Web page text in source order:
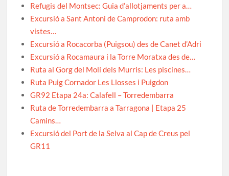
Refugis del Montsec: Guia d’allotjaments per a…
Excursió a Sant Antoni de Camprodon: ruta amb
vistes…
Excursió a Rocacorba (Puigsou) des de Canet d’Adri
Excursió a Rocamaura i la Torre Moratxa des de…
Ruta al Gorg del Molí dels Murris: Les piscines…
Ruta Puig Cornador Les Llosses i Puigdon
GR92 Etapa 24a: Calafell – Torredembarra
Ruta de Torredembarra a Tarragona | Etapa 25
Camins…
Excursió del Port de la Selva al Cap de Creus pel
GR11